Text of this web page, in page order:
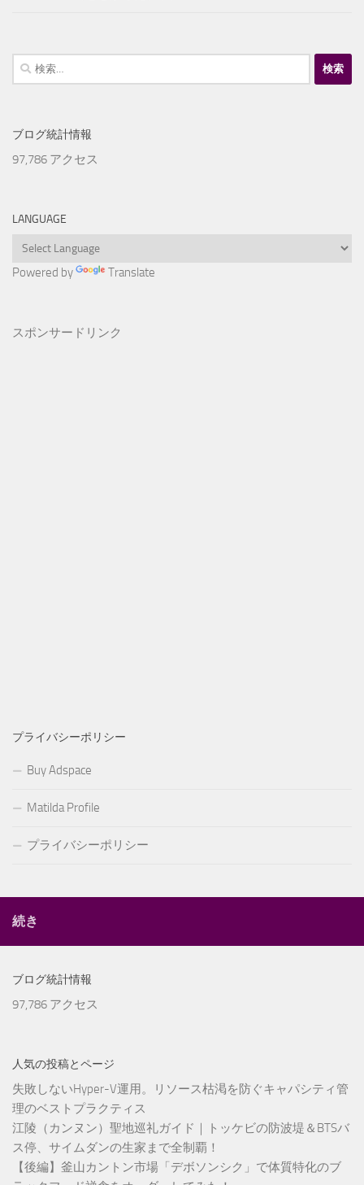
検
索:
ブログ統計情報
97,786 アクセス
LANGUAGE
Powered by Translate
スポンサードリンク
プライバシーポリシー
Buy Adspace
Matilda Profile
プライバシーポリシー
続き
ブログ統計情報
97,786 アクセス
人気の投稿とページ
失敗しないHyper-V運用。リソース枯渇を防ぐキャパシティ管
理のベストプラクティス
江陵（カンヌン）聖地巡礼ガイド｜トッケビの防波堤＆BTSバ
ス停、サイムダンの生家まで全制覇！
【後編】釜山カントン市場「デボソンシク」で体質特化のブ